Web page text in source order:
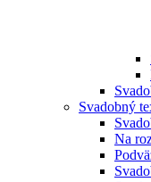
Svadobný
Na